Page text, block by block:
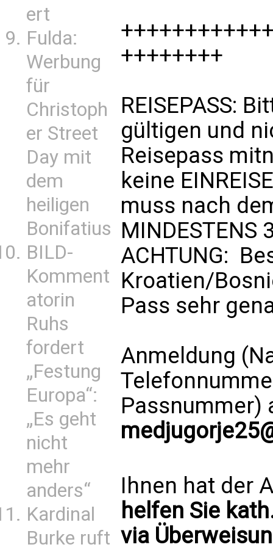
ert
Fulda:
Werbung
für
Christoph
er Street
Day mit
dem
heiligen
Bonifatius
BILD-
Komment
atorin
Ruhs
fordert
„Festung
Europa“:
„Es geht
nicht
mehr
anders“
Kardinal
Burke ruft
++++++++
REISEPASS:
gültigen und
Reisepass
keine
muss nach
ACHTUNG:
Kroatien/
Pass sehr
Anmeldung
Passnummer)
Ihnen hat der
helfen Sie
via